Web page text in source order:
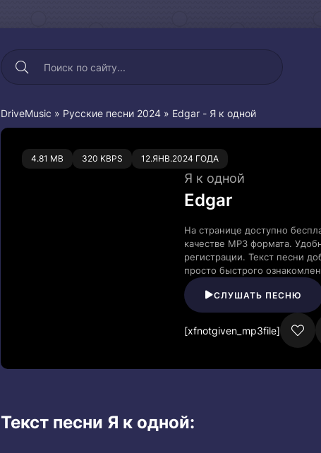
DriveMusic » Русские песни 2024 » Edgar - Я к одной
4.81 MB 320 KBPS 12.ЯНВ.2024 ГОДА
0 0
Я к одной
Edgar
На странице доступно
качестве MP3 формата.
регистрации. Текст песни
просто быстрого
СЛУШАТЬ ПЕСНЮ
[xfnotgiven_mp3file]
Текст песни Я к одной: